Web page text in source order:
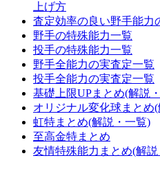
上げ方
査定効率の良い野手能力
野手の特殊能力一覧
投手の特殊能力一覧
野手全能力の実査定一覧
投手全能力の実査定一覧
基礎上限UPまとめ(解説
オリジナル変化球まとめ
虹特まとめ(解説・一覧)
至高金特まとめ
友情特殊能力まとめ(解